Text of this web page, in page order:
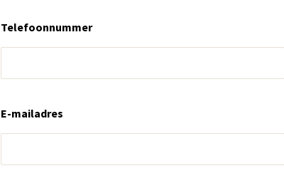
Telefoonnummer
E-mailadres